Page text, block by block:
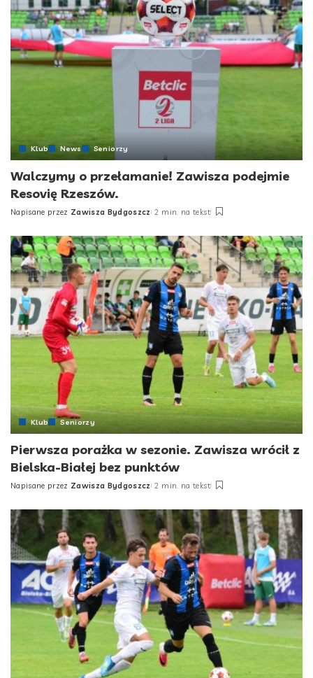
Klub News Seniorzy
Walczymy o przełamanie! Zawisza podejmie
Resovię Rzeszów.
Posted
Napisane przez Zawisza Bydgoszcz 2 min. na tekst
Klub Seniorzy
Pierwsza porażka w sezonie. Zawisza wrócił z
Bielska-Białej bez punktów
Posted
Napisane przez Zawisza Bydgoszcz 2 min. na tekst